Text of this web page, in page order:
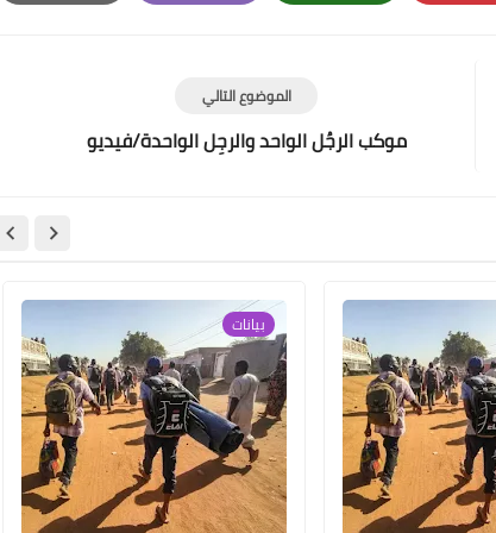
Pinterest
Whatsapp
Email
Print
الموضوع التالي
موكب الرجُل الواحد والرجِل الواحدة/فيديو
بيانات